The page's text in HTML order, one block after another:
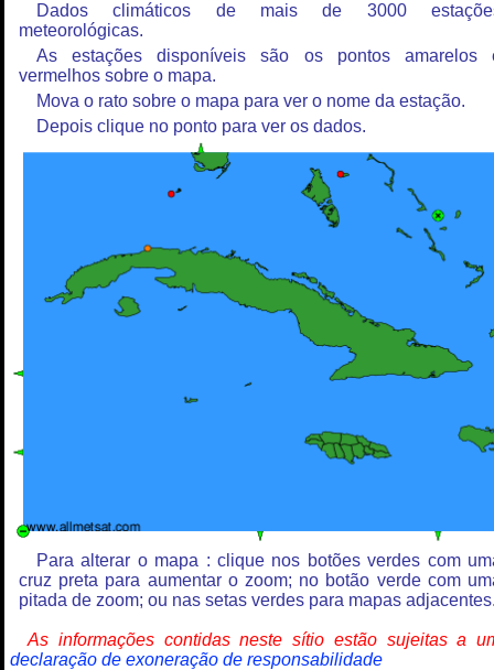
Dados climáticos de mais de 3000
meteorológicas.
As estações disponíveis são os pontos amarelos
vermelhos sobre o mapa.
Mova o rato sobre o mapa para ver o nome da estação.
Depois clique no ponto para ver os dados.
Para alterar o mapa : clique nos botões verdes com
cruz preta para aumentar o zoom; no botão verde com
pitada de zoom; ou nas setas verdes para mapas
As informações contidas neste sítio estão sujeitas a
declaração de exoneração de responsabilidade